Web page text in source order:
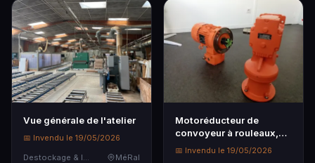
Vue générale de l'atelier
📅 Invendu le 19/05/2026
MéRal
Motoréducteur de
convoyeur à rouleaux,
ayant les caractérist…
📅 Invendu le 19/05/2026